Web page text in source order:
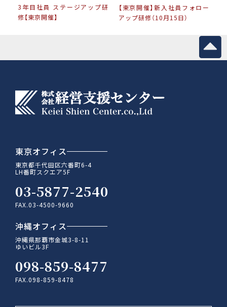
3年目社員 ステージアップ研
修【東京開催】
【東京開催】新入社員フォロー
アップ研修（10月15日）
東京オフィス
東京都千代田区六番町6-4
LH番町スクエア5F
03-5877-2540
FAX.03-4500-9660
沖縄オフィス
沖縄県那覇市金城3-8-11
ゆいビル3F
098-859-8477
FAX.098-859-8478